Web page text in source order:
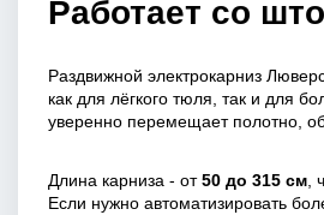
Работает со
Раздвижной электрокарниз
как для лёгкого тюля, так и для
уверенно перемещает полотно,
Длина карниза - от50 до 315 см
Если нужно автоматизировать